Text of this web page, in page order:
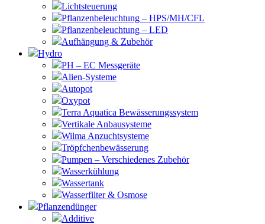
Lichtsteuerung
Pflanzenbeleuchtung – HPS/MH/CFL
Pflanzenbeleuchtung – LED
Aufhängung & Zubehör
Hydro
PH – EC Messgeräte
Alien-Systeme
Autopot
Oxypot
Terra Aquatica Bewässerungssystem
Vertikale Anbausysteme
Wilma Anzuchtsysteme
Tröpfchenbewässerung
Pumpen – Verschiedenes Zubehör
Wasserkühlung
Wassertank
Wasserfilter & Osmose
Pflanzendünger
Additive